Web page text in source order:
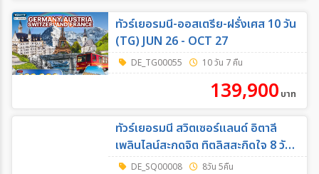
ทัวร์เยอรมนี-ออสเตรีย-ฝรั่งเศส 10 วัน
(TG) JUN 26 - OCT 27
DE_TG00055 10 วัน 7 คืน
139,900 บาท
ทัวร์เยอรมนี สวิตเซอร์แลนด์ อิตาลี
เพลินไลน์สะกดจิต ทิตลิสสะกิดใจ 8 วัน
5 คืน โดยสายการบิน Singapore (SQ)
DE_SQ00008 8วัน 5คืน